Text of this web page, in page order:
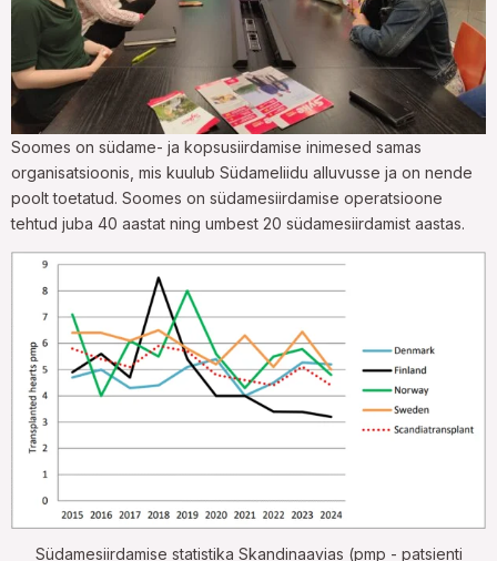
Soomes on südame- ja kopsusiirdamise inimesed samas
organisatsioonis, mis kuulub Südameliidu alluvusse ja on nende
poolt toetatud. Soomes on südamesiirdamise operatsioone
tehtud juba 40 aastat ning umbest 20 südamesiirdamist aastas.
Südamesiirdamise statistika Skandinaavias (pmp - patsienti